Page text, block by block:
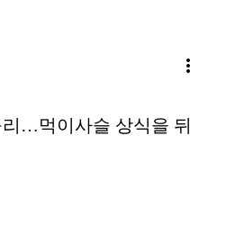
more_vert
…먹이사슬 상식을 뒤